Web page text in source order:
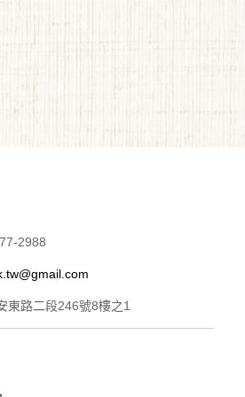
2988
東路二段246號8樓之1